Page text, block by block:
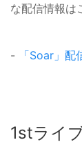
な配信情報は
- 「Soar」配
1stライ